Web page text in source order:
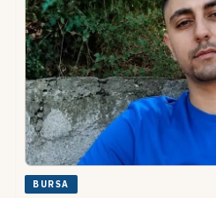
BURSA